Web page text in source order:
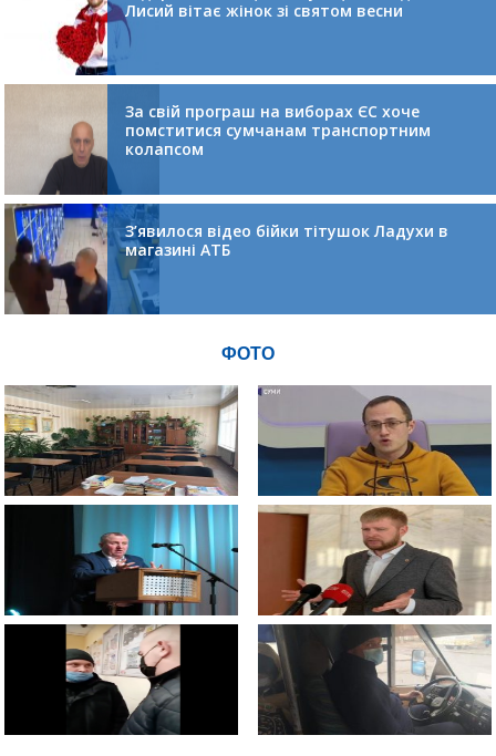
Лисий вітає жінок зі святом весни
За свій програш на виборах ЄС хоче
помститися сумчанам транспортним
колапсом
З’явилося відео бійки тітушок Ладухи в
магазині АТБ
ФОТО